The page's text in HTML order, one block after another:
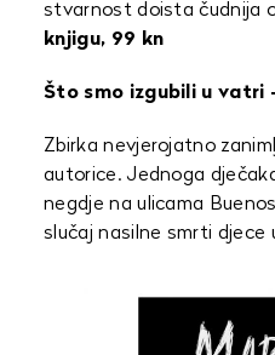
stvarnost doista čudnija
knjigu, 99 kn
Što smo izgubili u vatri
Zbirka nevjerojatno
autorice. Jednoga
negdje na ulicama
slučaj nasilne smrti djece